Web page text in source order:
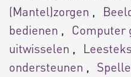
(Mantel)zorgen
bedienen
Computer
uitwisselen
ondersteunen